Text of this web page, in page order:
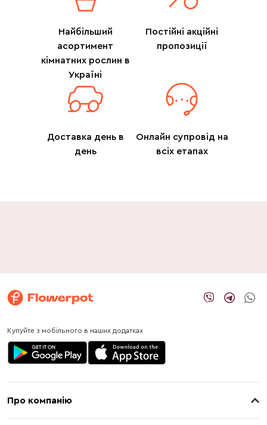
Найбільший
асортимент
кімнатних рослин в
Україні
Постійні акційні
пропозиції
Доставка день в
день
Онлайн супровід на
всіх етапах
Купуйте з мобільного в наших додатках
Про компанію